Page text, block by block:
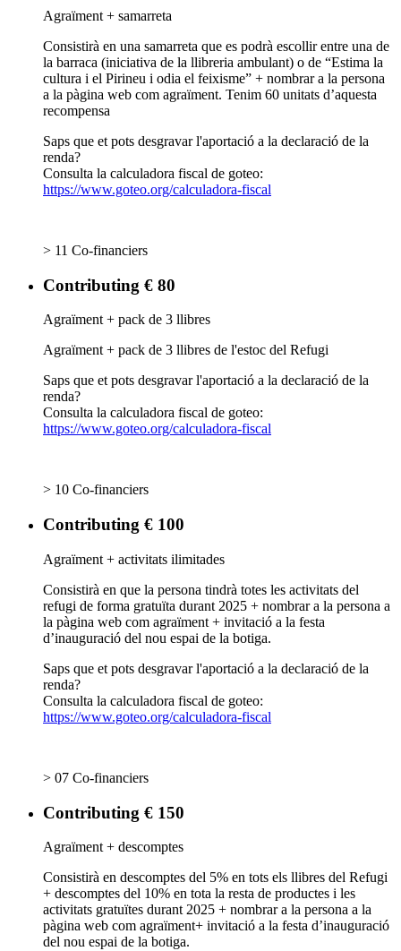
Agraïment + samarreta
Consistirà en una samarreta que es podrà escollir entre una de
la barraca (iniciativa de la llibreria ambulant) o de “Estima la
cultura i el Pirineu i odia el feixisme” + nombrar a la persona
a la pàgina web com agraïment. Tenim 60 unitats d’aquesta
recompensa
Saps que et pots desgravar l'aportació a la declaració de la
renda?
Consulta la calculadora fiscal de goteo:
https://www.goteo.org/calculadora-fiscal
> 11 Co-financiers
Contributing € 80
Agraïment + pack de 3 llibres
Agraïment + pack de 3 llibres de l'estoc del Refugi
Saps que et pots desgravar l'aportació a la declaració de la
renda?
Consulta la calculadora fiscal de goteo:
https://www.goteo.org/calculadora-fiscal
> 10 Co-financiers
Contributing € 100
Agraïment + activitats ilimitades
Consistirà en que la persona tindrà totes les activitats del
refugi de forma gratuïta durant 2025 + nombrar a la persona a
la pàgina web com agraïment + invitació a la festa
d’inauguració del nou espai de la botiga.
Saps que et pots desgravar l'aportació a la declaració de la
renda?
Consulta la calculadora fiscal de goteo:
https://www.goteo.org/calculadora-fiscal
> 07 Co-financiers
Contributing € 150
Agraïment + descomptes
Consistirà en descomptes del 5% en tots els llibres del Refugi
+ descomptes del 10% en tota la resta de productes i les
activitats gratuïtes durant 2025 + nombrar a la persona a la
pàgina web com agraïment+ invitació a la festa d’inauguració
del nou espai de la botiga.